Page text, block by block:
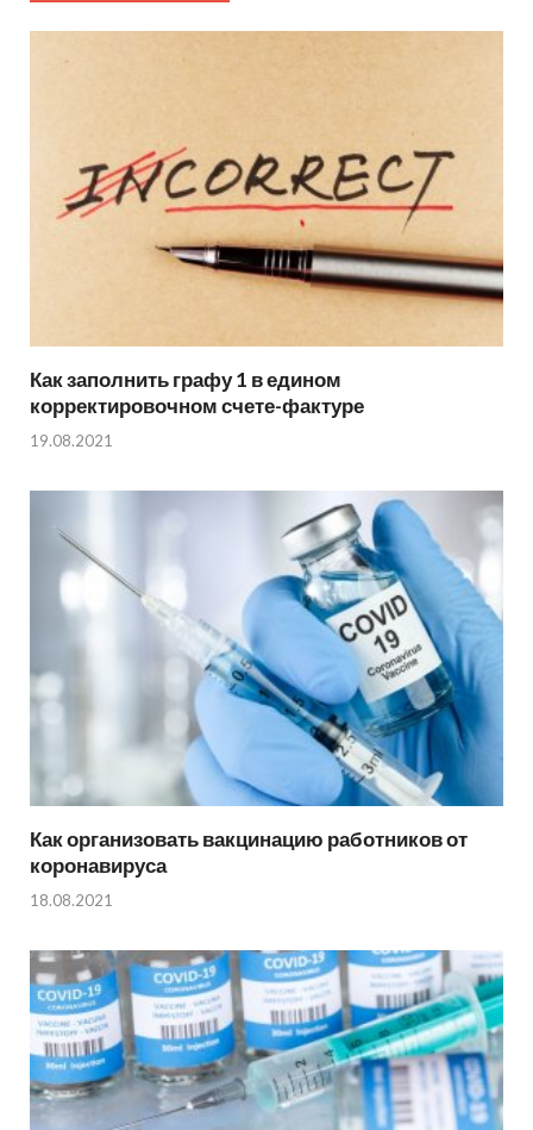
Как заполнить графу 1 в едином
корректировочном счете-фактуре
19.08.2021
Как организовать вакцинацию работников от
коронавируса
18.08.2021